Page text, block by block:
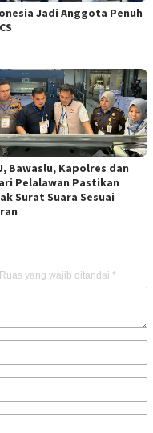
Jadi Anggota Penuh
Bawaslu, Kapolres dan
Pelalawan Pastikan
Surat Suara Sesuai
Ruas yang wajib ditandai *